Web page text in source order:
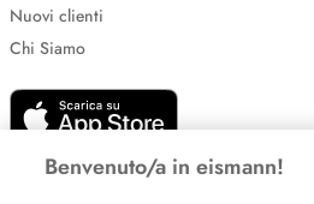
Nuovi clienti
Chi Siamo
Benvenuto/a in eismann!